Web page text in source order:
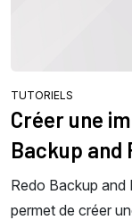
TUTORIELS
Créer une
Backup and
Redo Backup and
permet de créer